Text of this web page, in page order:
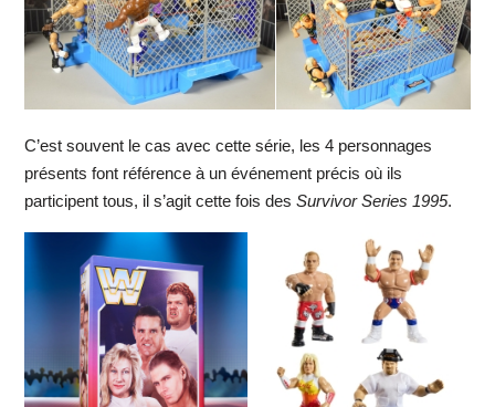
C’est souvent le cas avec cette série, les 4 personnages
présents font référence à un événement précis où ils
participent tous, il s’agit cette fois des Survivor Series 1995.